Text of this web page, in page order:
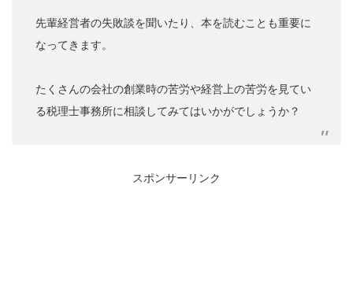
先輩経営者の失敗談を聞いたり、本を読むことも重要に
なってきます。
たくさんの会社の創業時の苦労や経営上の苦労を見てい
る税理士事務所に相談してみてはいかがでしょうか？
スポンサーリンク